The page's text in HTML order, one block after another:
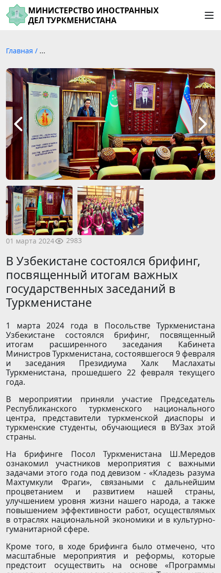
МИНИСТЕРСТВО ИНОСТРАННЫХ
ДЕЛ ТУРКМЕНИСТАНА
Главная / ...
01 марта 2024 2983
В Узбекистане состоялся брифинг,
посвященный итогам важных
государственных заседаний в
Туркменистане
1 марта 2024 года в Посольстве Туркменистана
Узбекистане состоялся брифинг, посвященный
итогам расширенного заседания Кабинета
Министров Туркменистана, состоявшегося 9 февраля
и заседания Президиума Халк Маслахаты
Туркменистана, прошедшего 22 февраля текущего
года.
В мероприятии приняли участие Председатель
Республиканского туркменского национального
центра, представители туркменской диаспоры и
туркменские студенты, обучающиеся в ВУЗах этой
страны.
На брифинге Посол Туркменистана Ш.Мередов
ознакомил участников мероприятия с важными
задачами этого года под девизом - «Кладезь разума
Махтумкули Фраги», связаными с дальнейшим
процветанием и развитием нашей страны,
улучшением уровня жизни нашего народа, а также
повышением эффективности работ, осуществлямых
в отраслях национальной экономики и в культурно-
гуманитарной сфере.
Кроме того, в ходе брифинга было отмечено, что
масштабные мероприятия и реформы, которые
предстоит осуществить на основе «Программы